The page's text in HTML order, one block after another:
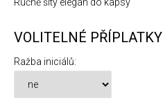
VOLITELNÉ PŘÍPLATKY
Ražba iniciálů: